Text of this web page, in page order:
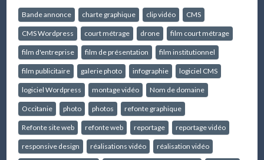
Bande annonce charte graphique clip vidéo CMS
CMS Wordpress court métrage drone film court métrage
film d'entreprise film de présentation film institutionnel
film publicitaire galerie photo infographie logiciel CMS
logiciel Wordpress montage vidéo Nom de domaine
Occitanie photo photos refonte graphique
Refonte site web refonte web reportage reportage vidéo
responsive design réalisations vidéo réalisation vidéo